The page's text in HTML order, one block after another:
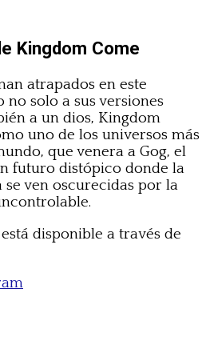
Kingdom Come
atrapados en este
solo a sus versiones
a un dios, Kingdom
uno de los universos más
que venera a Gog, el
futuro distópico donde la
se ven oscurecidas por la
disponible a través de